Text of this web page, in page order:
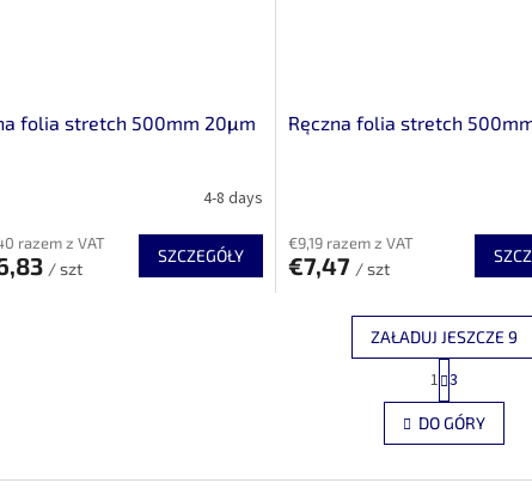
folia stretch 500mm 20μm
4-8 days
razem z VAT
/ szt
SZCZEGÓŁY
Ręczna folia stretch
€9,19 razem z VAT
€7,47 / szt
K
o
n
r
ZAŁADUJ JESZCZE 9
a
g
i
n
1 3
DO GÓRY